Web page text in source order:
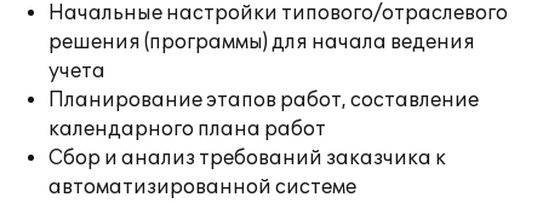
Начальные настройки типового/отраслевого
решения (программы) для начала ведения
учета
Планирование этапов работ, составление
календарного плана работ
Сбор и анализ требований заказчика к
автоматизированной системе